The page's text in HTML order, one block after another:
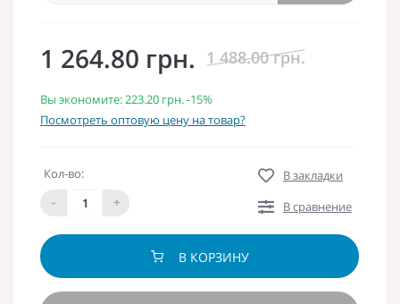
1 264.80 грн. 1 488.00 грн.
Вы экономите:223.20 грн.-15%
Посмотреть оптовую цену на товар?
Кол-во:
-
+
В закладки
В сравнение
В КОРЗИНУ